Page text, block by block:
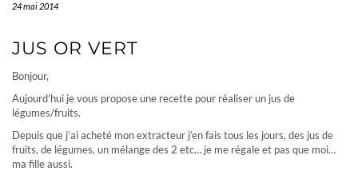
24 mai 2014
JUS OR VERT
Bonjour,
Aujourd’hui je vous propose une recette pour réaliser un jus de
légumes/fruits.
Depuis que j’ai acheté mon extracteur j’en fais tous les jours, des jus de
fruits, de légumes, un mélange des 2 etc… je me régale et pas que moi…
ma fille aussi.